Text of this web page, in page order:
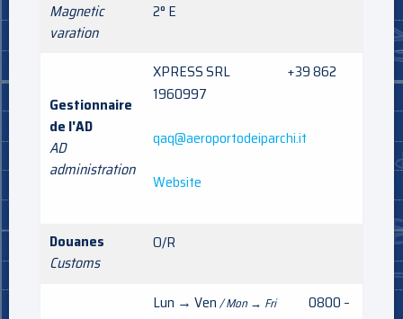
Magnetic
varation
2° E
Gestionnaire
de l'AD
AD
administration
XPRESS SRL +39 862
1960997
qaq@aeroportodeiparchi.it
Website
Douanes
Customs
O/R
Lun → Ven/ Mon → Fri 0800 –